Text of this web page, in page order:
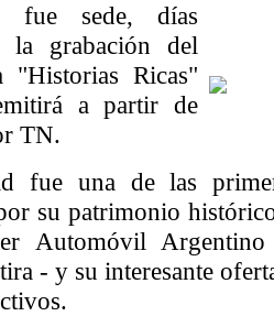
fue sede, días
la grabación del
"Historias Ricas"
a partir de
TN.
fue una de las
su patrimonio
Automóvil
- y su interesante